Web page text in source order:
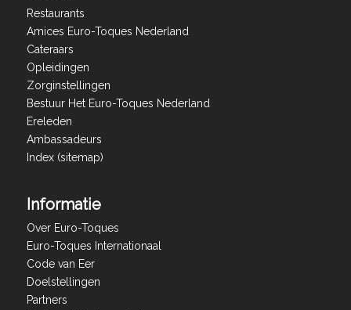
Restaurants
Amices Euro-Toques Nederland
Cateraars
Opleidingen
Zorginstellingen
Bestuur Het Euro-Toques Nederland
Ereleden
Ambassadeurs
Index (sitemap)
Informatie
Over Euro-Toques
Euro-Toques Internationaal
Code van Eer
Doelstellingen
Partners